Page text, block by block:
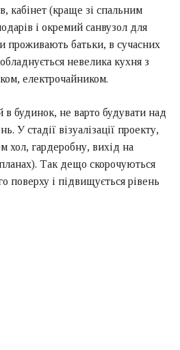
кабінет (краще зі спальним
і окремий санвузол для
проживають батьки, в сучасних
невелика кухня з
електрочайником.
будинок, не варто будувати над
У стадії візуалізації проекту,
хол, гардеробну, вихід на
Так дещо скорочуються
поверху і підвищується рівень